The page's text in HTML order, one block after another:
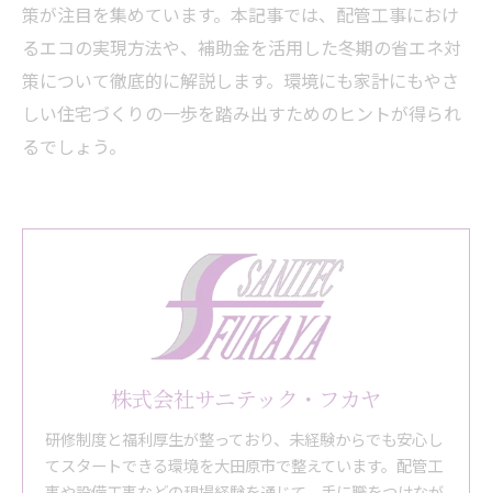
策が注目を集めています。本記事では、配管工事におけ
るエコの実現方法や、補助金を活用した冬期の省エネ対
策について徹底的に解説します。環境にも家計にもやさ
しい住宅づくりの一歩を踏み出すためのヒントが得られ
るでしょう。
株式会社サニテック・フカヤ
研修制度と福利厚生が整っており、未経験からでも安心し
てスタートできる環境を大田原市で整えています。配管工